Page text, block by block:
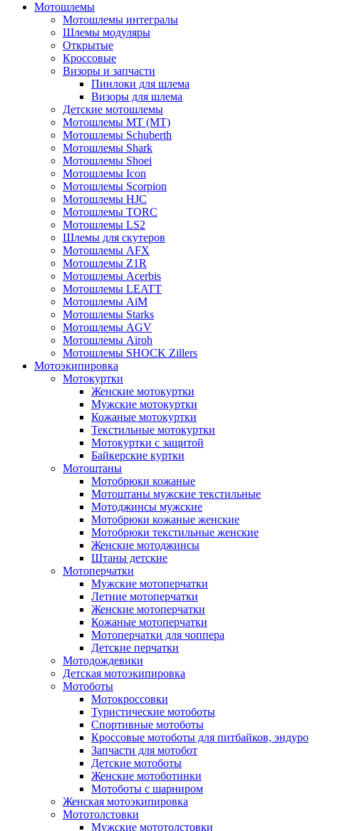
Мотошлемы
Мотошлемы интегралы
Шлемы модуляры
Открытые
Кросcовые
Визоры и запчасти
Пинлоки для шлема
Визоры для шлема
Детские мотошлемы
Мотошлемы MT (МТ)
Мотошлемы Schuberth
Мотошлемы Shark
Мотошлемы Shoei
Мотошлемы Icon
Мотошлемы Scorpion
Мотошлемы HJC
Мотошлемы TORC
Мотошлемы LS2
Шлемы для скутеров
Мотошлемы AFX
Мотошлемы Z1R
Мотошлемы Acerbis
Мотошлемы LEATT
Мотошлемы AiM
Мотошлемы Starks
Мотошлемы AGV
Мотошлемы Airoh
Мотошлемы SHOCK Zillers
Мотоэкипировка
Мотокуртки
Женские мотокуртки
Мужские мотокуртки
Кожаные мотокуртки
Текстильные мотокуртки
Мотокуртки с защитой
Байкерские куртки
Мотоштаны
Мотобрюки кожаные
Мотоштаны мужские текстильные
Мотоджинсы мужские
Мотобрюки кожаные женские
Мотобрюки текстильные женские
Женские мотоджинсы
Штаны детские
Мотоперчатки
Мужские мотоперчатки
Летние мотоперчатки
Женские мотоперчатки
Кожаные мотоперчатки
Мотоперчатки для чоппера
Детские перчатки
Мотодождевики
Детская мотоэкипировка
Мотоботы
Мотокроссовки
Туристические мотоботы
Спортивные мотоботы
Кроссовые мотоботы для питбайков, эндуро
Запчасти для мотобот
Детские мотоботы
Женские мотоботинки
Мотоботы с шарниром
Женская мотоэкипировка
Мототолстовки
Мужские мототолстовки